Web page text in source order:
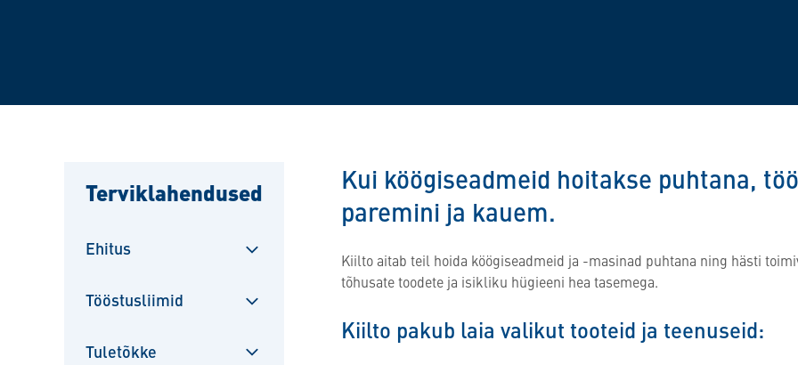
Terviklahendused
Ehitus
Tööstusliimid
Tuletõkke
Kui köögiseadmeid hoitakse puhtana,
paremini ja kauem.
Kiilto aitab teil hoida köögiseadmeid ja -masinad puhtana ning hästi
tõhusate toodete ja isikliku hügieeni hea tasemega.
Kiilto pakub laia valikut tooteid ja teenuseid: